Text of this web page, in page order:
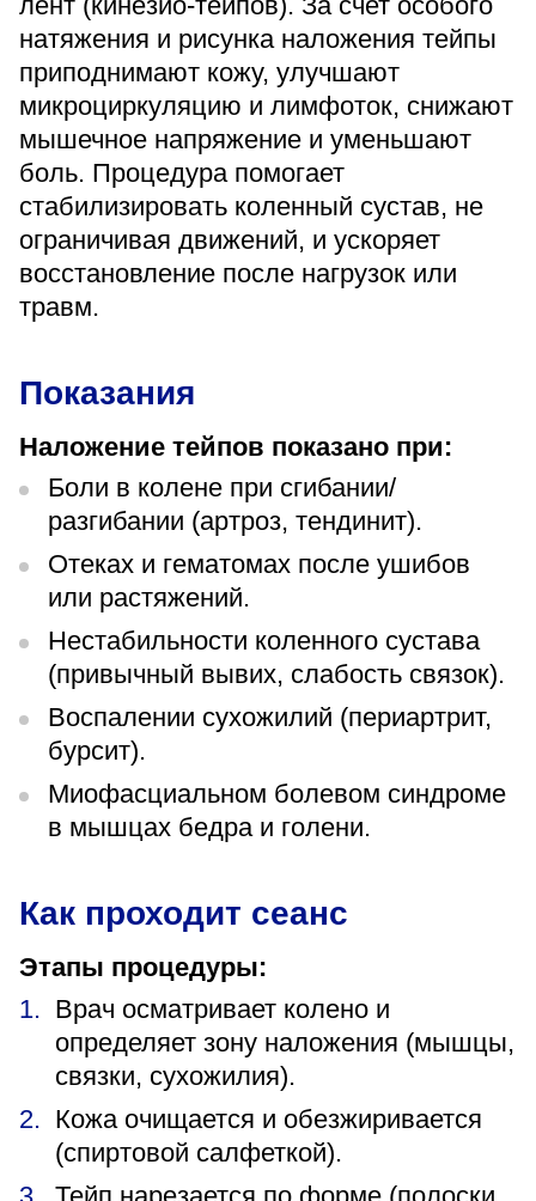
«Парус»
Адрес
399000, г. Липецк, Плехановское лесничество,
Ленинский лесхоз, квартал 67
Понедельник — четверг
08:00–16:45
перерыв 12:00–12:30
08:00–15:45
перерыв 12:00–12:30
Администратор
+7 (4742) 72-73-31
Версия для слабовидящих
натяжения и рисунка наложения тейпы
приподнимают кожу, улучшают
микроциркуляцию и лимфоток, снижают
мышечное напряжение и уменьшают
боль. Процедура помогает
стабилизировать коленный сустав, не
ограничивая движений, и ускоряет
восстановление после нагрузок или
травм.
Показания
Наложение тейпов показано при:
Боли в колене при сгибании/
разгибании (артроз, тендинит).
Отеках и гематомах после ушибов
или растяжений.
Нестабильности коленного сустава
(привычный вывих, слабость связок).
Воспалении сухожилий (периартрит,
бурсит).
Миофасциальном болевом синдроме
в мышцах бедра и голени.
Как проходит сеанс
Этапы процедуры:
Врач осматривает колено и
определяет зону наложения (мышцы,
связки, сухожилия).
Кожа очищается и обезжиривается
(спиртовой салфеткой).